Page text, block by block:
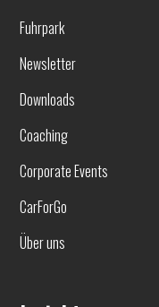
Fuhrpark
Newsletter
Downloads
Coaching
Corporate Events
CarForGo
Über uns